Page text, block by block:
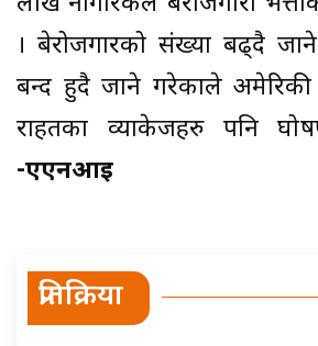
। बेरोजगारको संख्या बढ्दै जाने
बन्द हुदै जाने गरेकाले अमेरिकी
राहतका व्याकेजहरु पनि
-एएनआई
प्रतिक्रिया